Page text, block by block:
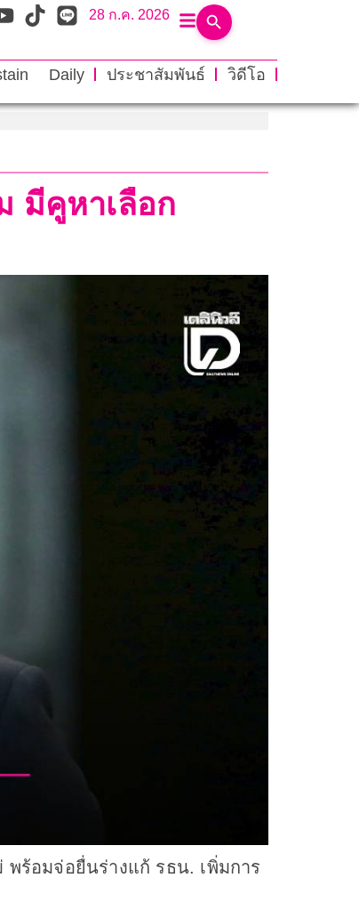
28 ก.ค. 2026
Daily ประชาสัมพันธ์
วิดีโอ
มีคูหาเลือก
พร้อมจ่อยื่นร่างแก้ รธน. เพิ่มการ